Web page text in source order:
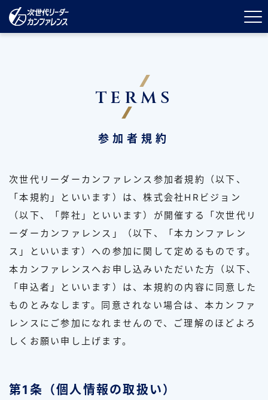
TE RMS
参加者規約
次世代リーダーカンファレンス参加者規約（以下、
「本規約」といいます）は、株式会社HRビジョン
（以下、「弊社」といいます）が開催する「次世代リ
ーダーカンファレンス」（以下、「本カンファレン
ス」といいます）への参加に関して定めるものです。
本カンファレンスへお申し込みいただいた方（以下、
「申込者」といいます）は、本規約の内容に同意した
ものとみなします。同意されない場合は、本カンファ
レンスにご参加になれませんので、ご理解のほどよろ
しくお願い申し上げます。
第1条（個人情報の取扱い）